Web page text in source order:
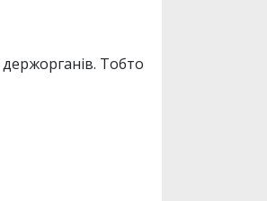
Тобто